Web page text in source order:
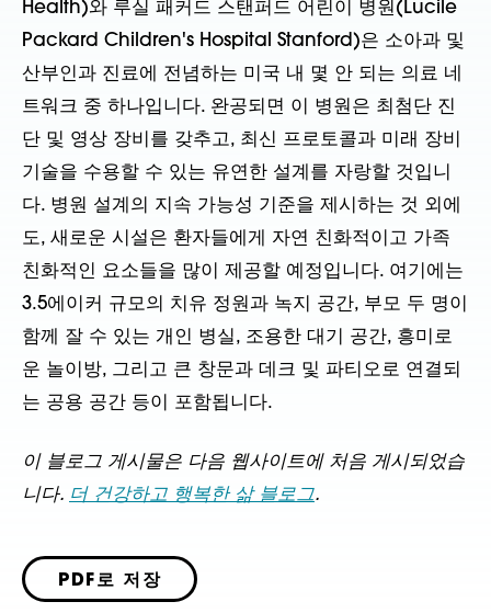
Health)와 루실 패커드 스탠퍼드 어린이 병원(Lucile
Packard Children's Hospital Stanford)은 소아과 및
산부인과 진료에 전념하는 미국 내 몇 안 되는 의료 네
트워크 중 하나입니다. 완공되면 이 병원은 최첨단 진
단 및 영상 장비를 갖추고, 최신 프로토콜과 미래 장비
기술을 수용할 수 있는 유연한 설계를 자랑할 것입니
다. 병원 설계의 지속 가능성 기준을 제시하는 것 외에
도, 새로운 시설은 환자들에게 자연 친화적이고 가족
친화적인 요소들을 많이 제공할 예정입니다. 여기에는
3.5에이커 규모의 치유 정원과 녹지 공간, 부모 두 명이
함께 잘 수 있는 개인 병실, 조용한 대기 공간, 흥미로
운 놀이방, 그리고 큰 창문과 데크 및 파티오로 연결되
는 공용 공간 등이 포함됩니다.
이 블로그 게시물은 다음 웹사이트에 처음 게시되었습
니다. 더 건강하고 행복한 삶 블로그.
PDF로 저장